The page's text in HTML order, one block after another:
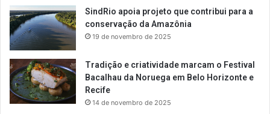
SindRio apoia projeto que contribui para a
conservação da Amazônia
19 de novembro de 2025
Tradição e criatividade marcam o Festival
Bacalhau da Noruega em Belo Horizonte e
Recife
14 de novembro de 2025